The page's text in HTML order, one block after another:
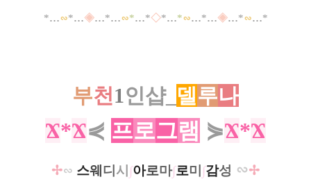
*…∽*…◈…*…∽*…*◇*…*∽…*…◈…*∽…*
부천1인샵_ 델루나
Ϫ*Ϫ⋞ 프로그램 ⋟Ϫ*Ϫ
✢∽ 스웨 디 시 ∫아로마∫로미 ∫감성 ∽✢